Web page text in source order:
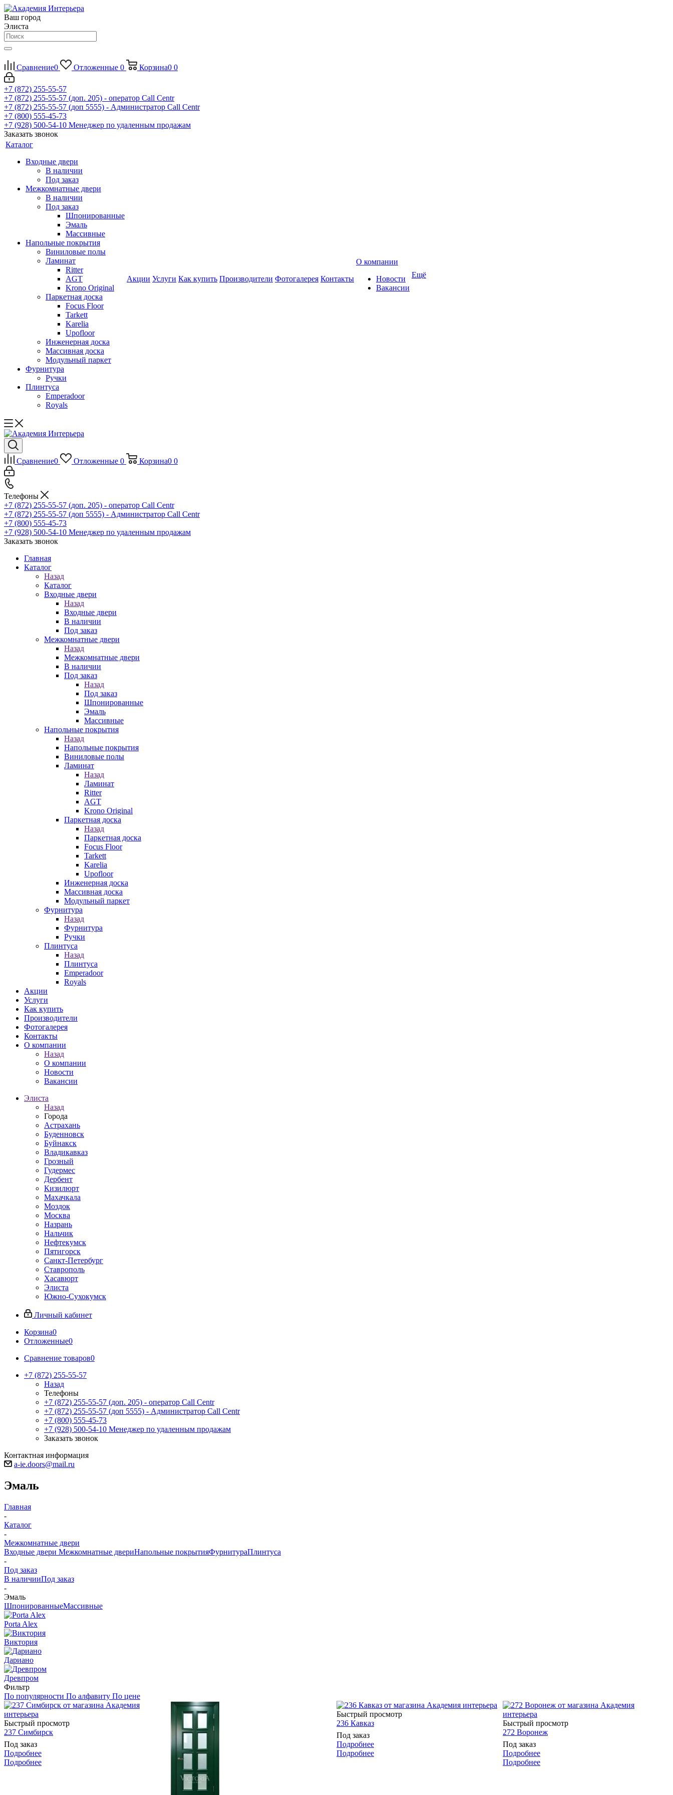
Ваш город
Элиста
Сравнение0 Отложенные 0 Корзина0 0
+7 (872) 255-55-57
+7 (872) 255-55-57 (доп. 205) - оператор Call Centr
+7 (872) 255-55-57 (доп 5555) - Администратор Call Centr
+7 (800) 555-45-73
+7 (928) 500-54-10 Менеджер по удаленным продажам
Заказать звонок
Каталог
Входные двери
В наличии
Под заказ
Межкомнатные двери
В наличии
Под заказ
Шпонированные
Эмаль
Массивные
Напольные покрытия
Виниловые полы
Ламинат
Ritter
AGT
Krono Original
Паркетная доска
Focus Floor
Tarkett
Karelia
Upofloor
Инженерная доска
Массивная доска
Модульный паркет
Фурнитура
Ручки
Плинтуса
Emperadoor
Royals
Акции Услуги Как купить Производители Фотогалерея Контакты
О компании
Новости
Вакансии
Ещё
Сравнение0 Отложенные 0 Корзина0 0
Телефоны
+7 (872) 255-55-57 (доп. 205) - оператор Call Centr
+7 (872) 255-55-57 (доп 5555) - Администратор Call Centr
+7 (800) 555-45-73
+7 (928) 500-54-10 Менеджер по удаленным продажам
Заказать звонок
Главная
Каталог
Назад
Каталог
Входные двери
Назад
Входные двери
В наличии
Под заказ
Межкомнатные двери
Назад
Межкомнатные двери
В наличии
Под заказ
Назад
Под заказ
Шпонированные
Эмаль
Массивные
Напольные покрытия
Назад
Напольные покрытия
Виниловые полы
Ламинат
Назад
Ламинат
Ritter
AGT
Krono Original
Паркетная доска
Назад
Паркетная доска
Focus Floor
Tarkett
Karelia
Upofloor
Инженерная доска
Массивная доска
Модульный паркет
Фурнитура
Назад
Фурнитура
Ручки
Плинтуса
Назад
Плинтуса
Emperadoor
Royals
Акции
Услуги
Как купить
Производители
Фотогалерея
Контакты
О компании
Назад
О компании
Новости
Вакансии
Элиста
Назад
Города
Астрахань
Буденновск
Буйнакск
Владикавказ
Грозный
Гудермес
Дербент
Кизилюрт
Махачкала
Моздок
Москва
Назрань
Нальчик
Нефтекумск
Пятигорск
Санкт-Петербург
Ставрополь
Хасавюрт
Элиста
Южно-Сухокумск
Личный кабинет
Корзина0
Отложенные0
Сравнение товаров0
+7 (872) 255-55-57
Назад
Телефоны
+7 (872) 255-55-57 (доп. 205) - оператор Call Centr
+7 (872) 255-55-57 (доп 5555) - Администратор Call Centr
+7 (800) 555-45-73
+7 (928) 500-54-10 Менеджер по удаленным продажам
Заказать звонок
Контактная информация
a-ie.doors@mail.ru
Эмаль
Главная
-
Каталог
-
Межкомнатные двери
Входные двери Межкомнатные двериНапольные покрытияФурнитураПлинтуса
-
Под заказ
В наличииПод заказ
-
Эмаль
ШпонированныеМассивные
Porta Alex
Виктория
Дариано
Древпром
Фильтр
По популярности По алфавиту По цене
Быстрый просмотр
237 Симбирск
Под заказ
Подробнее
Подробнее
Быстрый просмотр
236 Кавказ
Под заказ
Подробнее
Подробнее
Быстрый просмотр
272 Воронеж
Под заказ
Подробнее
Подробнее